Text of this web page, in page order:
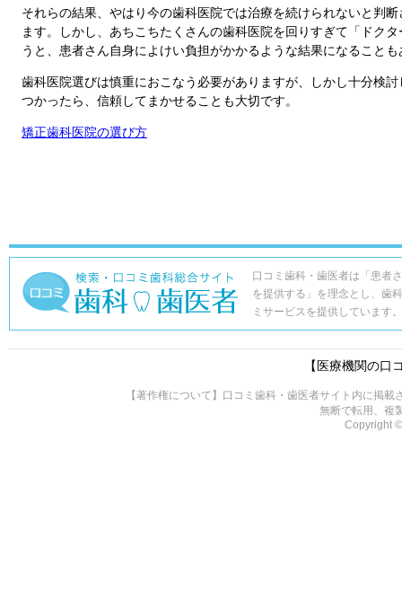
それらの結果、やはり今の歯科医院では治療を続けられないと判
ます。しかし、あちこちたくさんの歯科医院を回りすぎて「ドク
うと、患者さん自身によけい負担がかかるような結果になること
歯科医院選びは慎重におこなう必要がありますが、しかし十分検
つかったら、信頼してまかせることも大切です。
矯正歯科医院の選び方
口コミ歯科・歯医者は「患者
を提供する」を理念とし、歯
ミサービスを提供しています。
【医療機関の口
【著作権について】口コミ歯科・歯医者サイト内に掲
無断で転用、複
Copyright